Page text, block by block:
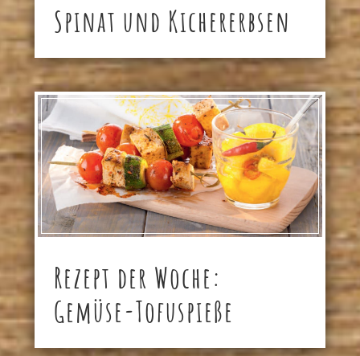
Spinat und Kichererbsen
Rezept der Woche:
Gemüse-Tofuspieße